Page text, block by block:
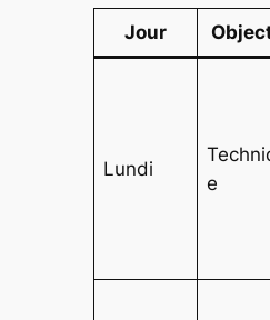
Jour
Lundi
e